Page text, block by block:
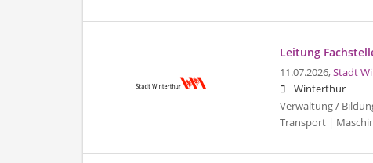
Leitung
11.07.2026,Stadt
Winterthur
Verwaltung /
Transport |